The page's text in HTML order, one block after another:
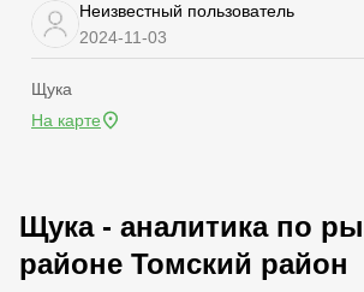
Неизвестный пользователь
2024-11-03
Щука
На карте
Щука - аналитика по
районе Томский район